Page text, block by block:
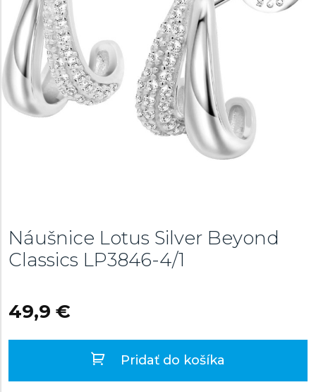
Náušnice Lotus Silver Beyond
Classics LP3846-4/1
49,9 €
Pridať do košíka